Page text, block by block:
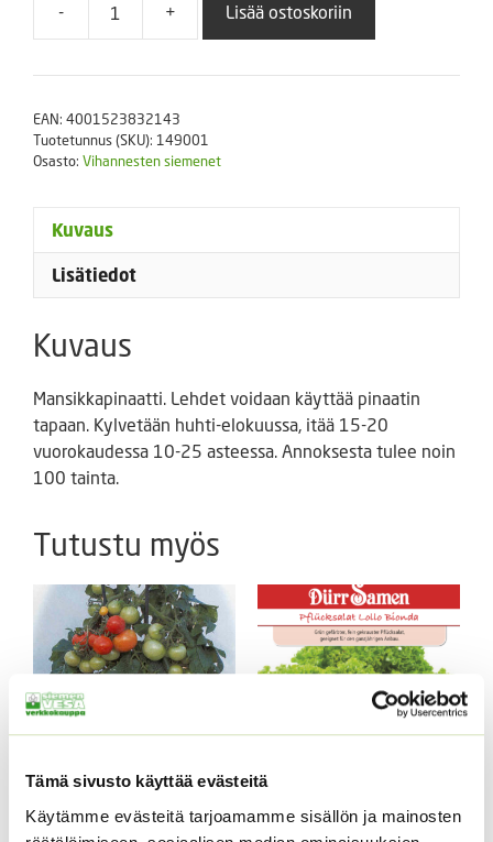
Tämä sivusto käyttää evästeitä
Käytämme evästeitä tarjoamamme sisällön ja mainosten
-
Marjasavikka
Rote
+ Lisää ostoskoriin
EAN: 4001523832143
Tuotetunnus (SKU): 149001
Osasto: Vihannesten siemenet
Kuvaus
Lisätiedot
Kuvaus
Mansikkapinaatti. Lehdet voidaan käyttää pinaatin
tapaan. Kylvetään huhti-elokuussa, itää 15-20
vuorokaudessa 10-25 asteessa. Annoksesta tulee noin
100 tainta.
Tutustu myös
Pensastomaatti Totem
F1 100 s.
Lehtisalaatti Lollo
Bionda